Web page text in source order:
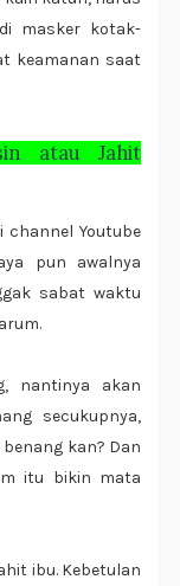
masker kotak-
keamanan saat
atau Jahit
Youtube
pun awalnya
sabat waktu
nantinya akan
secukupnya,
kan? Dan
itu bikin mata
ibu. Kebetulan